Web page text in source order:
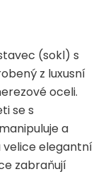
(sokl) s
z luxusní
oceli.
se s
a
velice elegantní
zabraňují